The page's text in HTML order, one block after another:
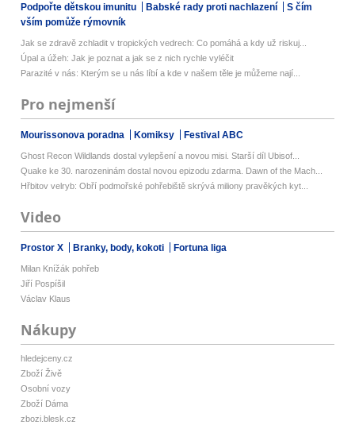
Podpořte dětskou imunitu Babské rady proti nachlazení
S čím
vším pomůže rýmovník
Jak se zdravě zchladit v tropických vedrech: Co pomáhá a kdy už riskuj...
Úpal a úžeh: Jak je poznat a jak se z nich rychle vyléčit
Parazité v nás: Kterým se u nás líbí a kde v našem těle je můžeme nají...
Pro nejmenší
Mourissonova poradna Komiksy Festival ABC
Ghost Recon Wildlands dostal vylepšení a novou misi. Starší díl Ubisof...
Quake ke 30. narozeninám dostal novou epizodu zdarma. Dawn of the Mach...
Hřbitov velryb: Obří podmořské pohřebiště skrývá miliony pravěkých kyt...
Video
Prostor X Branky, body, kokoti Fortuna liga
Milan Knížák pohřeb
Jiří Pospíšil
Václav Klaus
Nákupy
hledejceny.cz
Zboží Živě
Osobní vozy
Zboží Dáma
zbozi.blesk.cz